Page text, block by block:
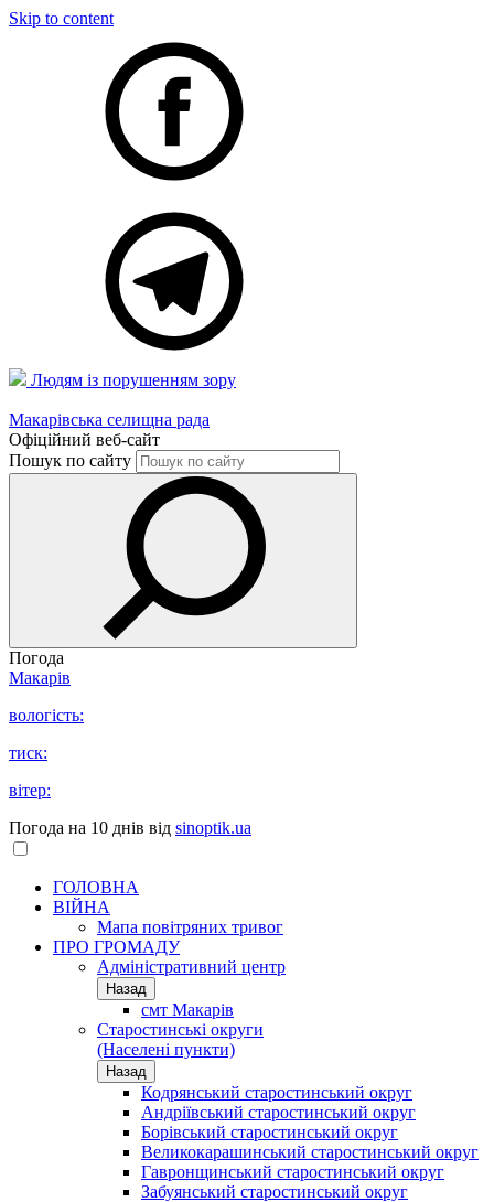
Skip to content
Людям із порушенням зору
Макарівська селищна рада
Офіційний веб-сайт
Пошук по сайту
Погода
Макарів
вологість:
тиск:
вітер:
Погода на 10 днів від sinoptik.ua
ГОЛОВНА
ВІЙНА
Мапа повітряних тривог
ПРО ГРОМАДУ
Aдміністративний центр
Назад
смт Макарів
Старостинські округи
(Населені пункти)
Назад
Кодрянський старостинський округ
Андріївський старостинський округ
Борівський старостинський округ
Великокарашинський старостинський округ
Гавронщинський старостинський округ
Забуянський старостинський округ